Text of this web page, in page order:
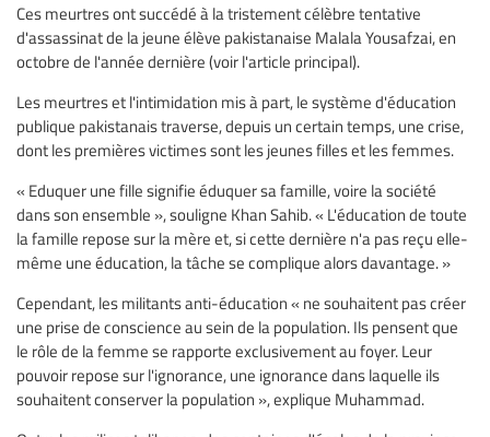
Ces meurtres ont succédé à la tristement célèbre tentative
d'assassinat de la jeune élève pakistanaise Malala Yousafzai, en
octobre de l'année dernière (voir l'article principal).
Les meurtres et l'intimidation mis à part, le système d'éducation
publique pakistanais traverse, depuis un certain temps, une crise,
dont les premières victimes sont les jeunes filles et les femmes.
« Eduquer une fille signifie éduquer sa famille, voire la société
dans son ensemble », souligne Khan Sahib. « L'éducation de toute
la famille repose sur la mère et, si cette dernière n'a pas reçu elle-
même une éducation, la tâche se complique alors davantage. »
Cependant, les militants anti-éducation « ne souhaitent pas créer
une prise de conscience au sein de la population. Ils pensent que
le rôle de la femme se rapporte exclusivement au foyer. Leur
pouvoir repose sur l'ignorance, une ignorance dans laquelle ils
souhaitent conserver la population », explique Muhammad.